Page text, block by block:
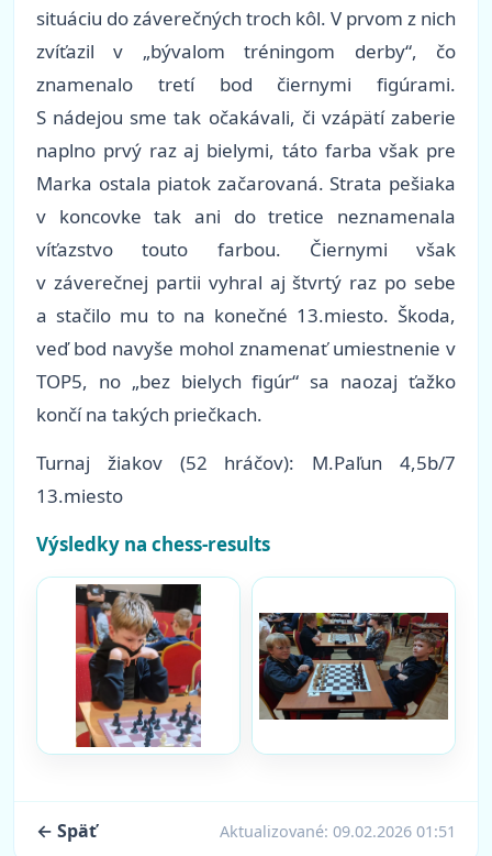
situáciu do záverečných troch kôl. V prvom z nich
zvíťazil v „bývalom tréningom derby“, čo
znamenalo tretí bod čiernymi figúrami.
S nádejou sme tak očakávali, či vzápätí zaberie
naplno prvý raz aj bielymi, táto farba však pre
Marka ostala piatok začarovaná. Strata pešiaka
v koncovke tak ani do tretice neznamenala
víťazstvo touto farbou. Čiernymi však
v záverečnej partii vyhral aj štvrtý raz po sebe
a stačilo mu to na konečné 13.miesto. Škoda,
veď bod navyše mohol znamenať umiestnenie v
TOP5, no „bez bielych figúr“ sa naozaj ťažko
končí na takých priečkach.
Turnaj žiakov (52 hráčov): M.Paľun 4,5b/7
13.miesto
Výsledky na chess-results
← Späť Aktualizované: 09.02.2026 01:51